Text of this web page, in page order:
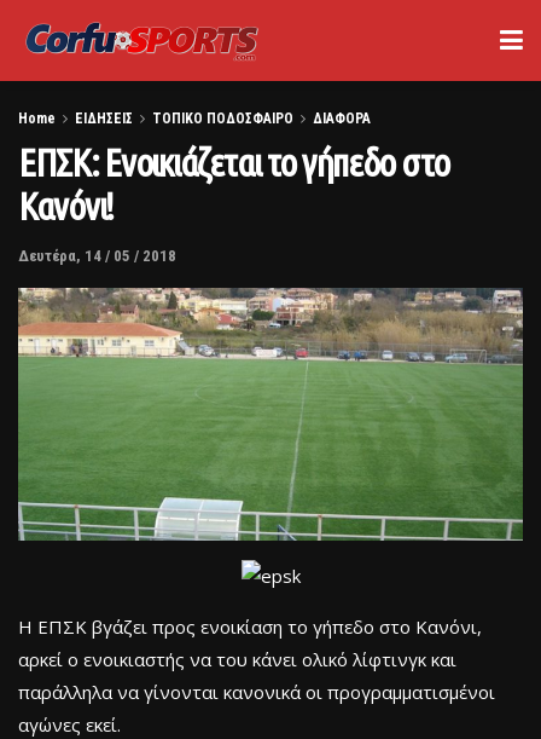
Home ΕΙΔΗΣΕΙΣ ΤΟΠΙΚΟ ΠΟΔΟΣΦΑΙΡΟ ΔΙΑΦΟΡΑ
ΕΠΣΚ: Ενοικιάζεται το γήπεδο στο
Κανόνι!
Δευτέρα, 14 / 05 / 2018
Η ΕΠΣΚ βγάζει προς ενοικίαση το γήπεδο στο Κανόνι,
αρκεί ο ενοικιαστής να του κάνει ολικό λίφτινγκ και
παράλληλα να γίνονται κανονικά οι προγραμματισμένοι
αγώνες εκεί.